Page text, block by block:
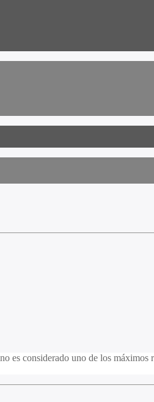
es considerado uno de los máximos